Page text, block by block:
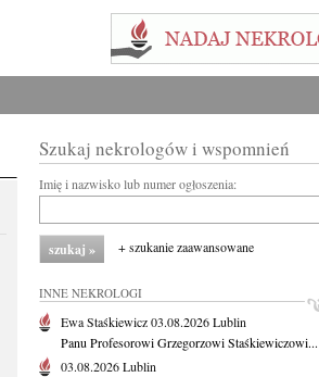
Szukaj nekrologów i wspomnień
Imię i nazwisko lub numer ogłoszenia:
+ szukanie zaawansowane
INNE NEKROLOGI
Ewa Staśkiewicz03.08.2026Lublin
Panu Profesorowi Grzegorzowi Staśkiewiczowi...
03.08.2026Lublin